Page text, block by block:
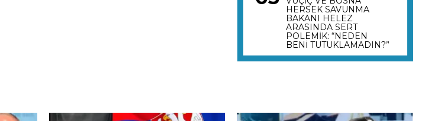
HERSEK SAVUNMA
BAKANI HELEZ
ARASINDA SERT
POLEMİK: “NEDEN
BENİ TUTUKLAMADIN?”